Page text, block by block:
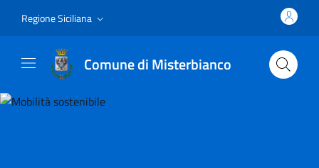
Regione Siciliana
Comune di Misterbianco